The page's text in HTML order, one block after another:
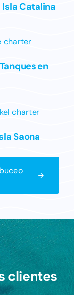
Isla Catalina
en
Saona
clientes